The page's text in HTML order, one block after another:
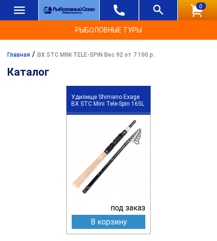
0
РЫБОЛОВНЫЕ ТУРЫ
Главная / BX STC MINI TELE-SPIN Вес 92 от 7 100 р.
Каталог
Удилище Shimano Exage
BX STC Mini Tele-Spin 165L
под заказ
В корзину